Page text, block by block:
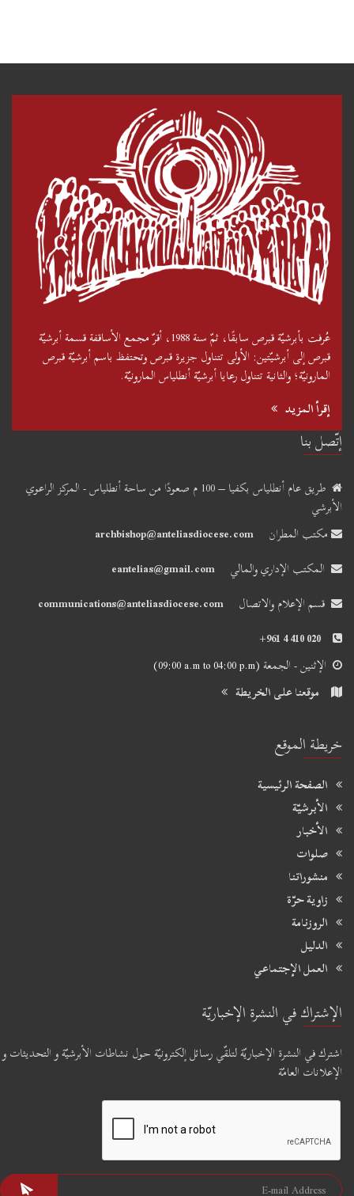
عُرفت بأبرشيّة قبرص سابقًا، ثمّ سنة 1988، أقرّ مجمع الأساقفة قسمة أبرشيّة
قبرص إلى أبرشيّتين: الأولى تتناول جزيرة قبرص وتحتفظ باسم أبرشيّة قبرص
المارونيّة؛ والثانية تتناول رعايا أبرشيّة أنطلياس المارونيّة.
إقرأ المزيد
إتّصل بنا
طريق عام أنطلياس بكفيا – 100 م صعودًا من ساحة أنطلياس - المركز الراعوي
الأبرشي
مكتب المطران
archbishop@anteliasdiocese.com
المكتب الإداري والمالي
eantelias@gmail.com
قسم الإعلام والاتصال
communications@anteliasdiocese.com
+961 4 410 020
الإثنين - الجمعة(09:00 a.m to 04:00 p.m)
موقعنا على الخريطة
خريطة الموقع
الصفحة الرئيسية
الأبرشيّة
الأخبار
صلوات
منشوراتنا
زاوية حرّة
الروزنامة
الدليل
العمل الإجتماعي
الإشتراك في النشرة الإخباريّة
اشترك في النشرة الإخباريّة لتلقّي رسائل إلكترونيّة حول نشاطات الأبرشيّة و التحديثات و
الإعلانات العامّة